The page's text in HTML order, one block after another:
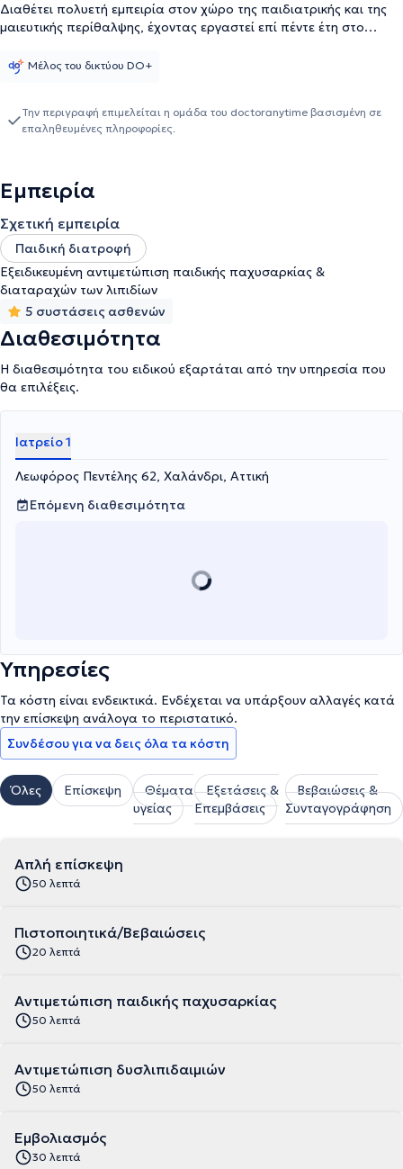
Διαθέτει πολυετή εμπειρία στον χώρο της παιδιατρικής και της
μαιευτικής περίθαλψης, έχοντας εργαστεί επί πέντε έτη στο
συνεχίζει την επαγγελματική της πορεία στο Μαιευτήριο
υψηλό αίσθημα ευθύνης απέναντι στους ασθενείς της.
Μέλος του δικτύου DO+
Την περιγραφή επιμελείται η ομάδα του doctoranytime βασισμένη σε
επαληθευμένες πληροφορίες.
Εμπειρία
Σχετική εμπειρία
Παιδική διατροφή
Εξειδικευμένη αντιμετώπιση παιδικής παχυσαρκίας &
διαταραχών των λιπιδίων
5 συστάσεις ασθενών
Διαθεσιμότητα
Η διαθεσιμότητα του ειδικού εξαρτάται από την υπηρεσία που
θα επιλέξεις.
Ιατρείο 1
Λεωφόρος Πεντέλης 62, Χαλάνδρι, Αττική
Επόμενη διαθεσιμότητα
Υπηρεσίες
Τα κόστη είναι ενδεικτικά. Ενδέχεται να υπάρξουν αλλαγές κατά
την επίσκεψη ανάλογα το περιστατικό.
Συνδέσου για να δεις όλα τα κόστη
Όλες Επίσκεψη
Θέματα
υγείας
Εξετάσεις &
Επεμβάσεις
Βεβαιώσεις &
Συνταγογράφηση
Απλή επίσκεψη
50 λεπτά
Πιστοποιητικά/Βεβαιώσεις
20 λεπτά
Αντιμετώπιση παιδικής παχυσαρκίας
50 λεπτά
Αντιμετώπιση δυσλιπιδαιμιών
50 λεπτά
Εμβολιασμός
30 λεπτά